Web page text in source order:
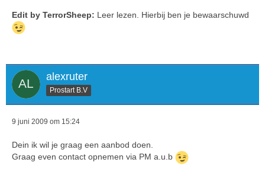
Edit by TerrorSheep: Leer lezen. Hierbij ben je bewaarschuwd
alexruter
Prostart B.V
9 juni 2009 om 15:24
Dein ik wil je graag een aanbod doen.
Graag even contact opnemen via PM a.u.b